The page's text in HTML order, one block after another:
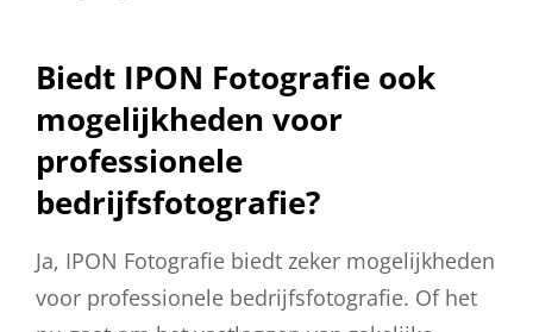
Biedt IPON Fotografie ook
mogelijkheden voor
professionele
bedrijfsfotografie?
Ja, IPON Fotografie biedt zeker mogelijkheden
voor professionele bedrijfsfotografie. Of het